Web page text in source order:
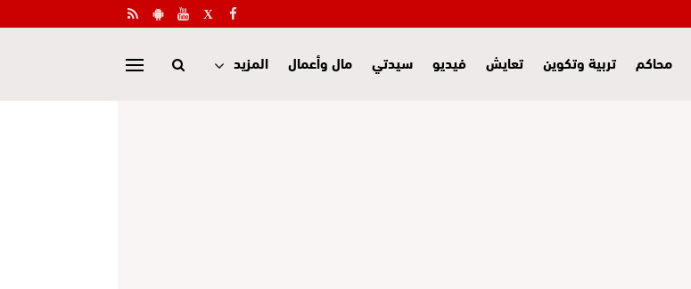
محاكم تربية وتكوين تعايش فيديو سيدتي مال وأعمال المزيد